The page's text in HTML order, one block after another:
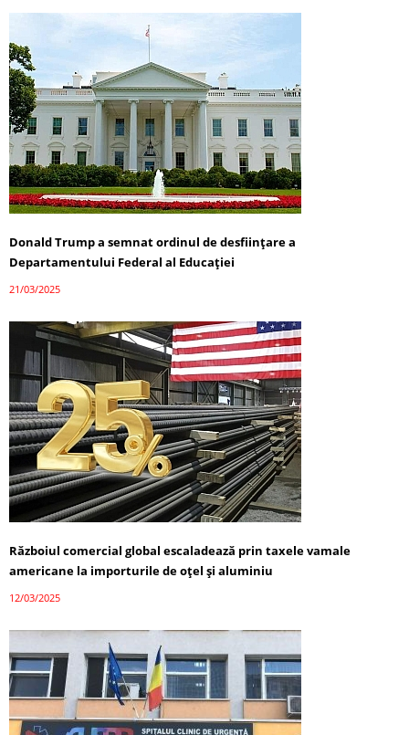
Donald Trump a semnat ordinul de desființare a
Departamentului Federal al Educației
21/03/2025
Războiul comercial global escaladează prin taxele vamale
americane la importurile de oțel și aluminiu
12/03/2025